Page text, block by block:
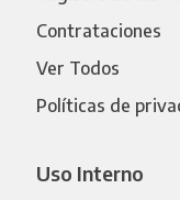
Contrataciones
Ver Todos
Políticas de
Uso Interno